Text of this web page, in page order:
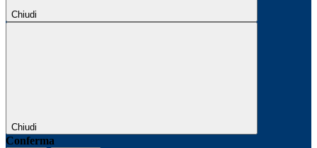
Chiudi
Chiudi
Conferma